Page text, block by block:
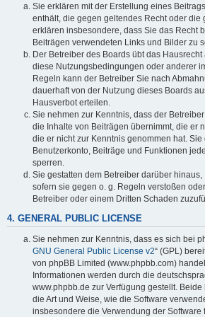
Sie erklären mit der Erstellung eines
enthält, die gegen geltendes Recht oder die
erklären insbesondere, dass Sie das Recht
Beiträgen verwendeten Links und Bilder zu
Der Betreiber des Boards übt das
diese Nutzungsbedingungen oder anderer
Regeln kann der Betreiber Sie nach
dauerhaft von der Nutzung dieses Boards
Hausverbot erteilen.
Sie nehmen zur Kenntnis, dass der
die Inhalte von Beiträgen übernimmt, die er
die er nicht zur Kenntnis genommen hat.
Benutzerkonto, Beiträge und Funktionen
sperren.
Sie gestatten dem Betreiber darüber hinaus,
sofern sie gegen o. g. Regeln verstoßen
Betreiber oder einem Dritten Schaden
4. GENERAL PUBLIC LICENSE
Sie nehmen zur Kenntnis, dass es sich bei
GNU General Public License v2“ (GPL)
von phpBB Limited (www.phpbb.com)
Informationen werden durch die
www.phpbb.de zur Verfügung gestellt.
die Art und Weise, wie die Software
insbesondere die Verwendung der Software